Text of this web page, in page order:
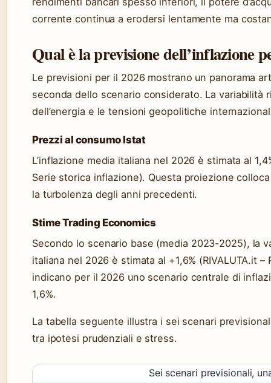
corrente continua a erodersi lentamente ma
Qual è la previsione dell’inflazione
Le previsioni per il 2026 mostrano un panorama
seconda dello scenario considerato. La
dell’energia e le tensioni geopolitiche
Prezzi al consumo Istat
L’inflazione media italiana nel 2026 è stimata al
Serie storica inflazione). Questa proiezione
la turbolenza degli anni precedenti.
Stime Trading Economics
Secondo lo scenario base (media 2023-2025), la
italiana nel 2026 è stimata al +1,6% (RIVALUTA.it
indicano per il 2026 uno scenario centrale di
1,6%.
La tabella seguente illustra i sei scenari
tra ipotesi prudenziali e stress.
Sei scenari previsionali,